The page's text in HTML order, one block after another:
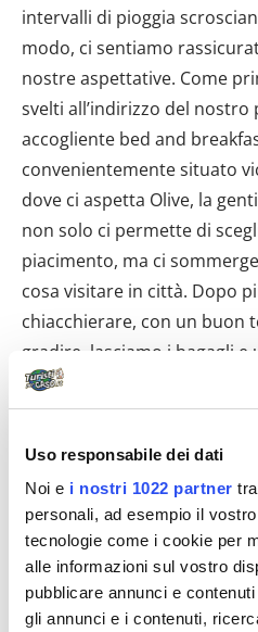
Uso responsabile dei dati
Noi e i nostri 1022 partner
personali, ad esempio il
tecnologie come i cookie per
alle informazioni sul vostro
pubblicare annunci e
gli annunci e i contenuti,
intervalli di pioggia
modo, ci sentiamo
nostre aspettative. Come
svelti all’indirizzo del
accogliente bed and
convenientemente situato
dove ci aspetta Olive, la
non solo ci permette di
piacimento, ma ci
cosa visitare in città. Dopo
chiacchierare, con un buon
gradire, lasciamo i bagagli
informativi nella nostra
congedo: è mezzogiorno e
con Davide per il pranzo.
La pioggia non ha ancora
il venticello che la trasporta
poco utili, così siamo
noi, più come scudi per il
contro l’inzuppamento.